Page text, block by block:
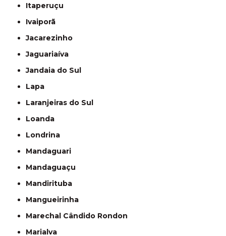
Itaperuçu
Ivaiporã
Jacarezinho
Jaguariaíva
Jandaia do Sul
Lapa
Laranjeiras do Sul
Loanda
Londrina
Mandaguari
Mandaguaçu
Mandirituba
Mangueirinha
Marechal Cândido Rondon
Marialva